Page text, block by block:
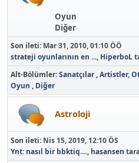
Oyun
Diğer
Son ileti: Mar 31, 2010, 01:10 ÖÖ
strateji oyunlarının en ..., HiperboL
Alt-Bölümler Sanatçılar , Artistler
Oyun
Diğer
Astroloji
Son ileti: Nis 15, 2019, 12:10 ÖS
Ynt: nasıl bir bbktiq...., hasansen